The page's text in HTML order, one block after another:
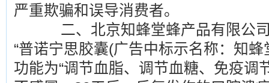
严重欺骗和误导消费者。
二、北京知蜂堂蜂产品有限公司
“普诺宁思胶囊(广告中标示名称：知
功能为“调节血脂、调节血糖、免疫调